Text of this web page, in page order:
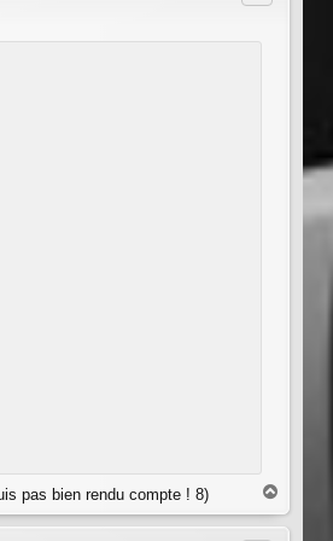
pas bien rendu compte ! 8)
a
u